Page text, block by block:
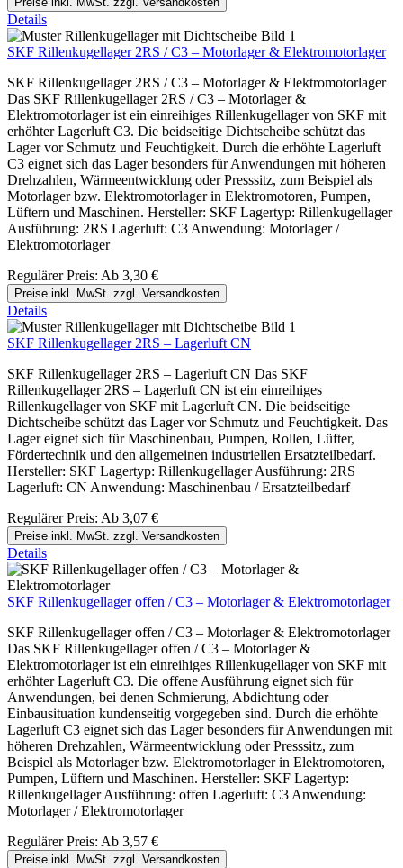
Details
SKF Rillenkugellager 2RS / C3 – Motorlager & Elektromotorlager
SKF Rillenkugellager 2RS / C3 – Motorlager & Elektromotorlager
Das SKF Rillenkugellager 2RS / C3 – Motorlager &
Elektromotorlager ist ein einreihiges Rillenkugellager von SKF mit
erhöhter Lagerluft C3. Die beidseitige Dichtscheibe schützt das
Lager vor Schmutz und Feuchtigkeit. Durch die erhöhte Lagerluft
C3 eignet sich das Lager besonders für Anwendungen mit höheren
Drehzahlen, Wärmeentwicklung oder Presssitz, zum Beispiel als
Motorlager bzw. Elektromotorlager in Elektromotoren, Pumpen,
Lüftern und Maschinen. Hersteller: SKF Lagertyp: Rillenkugellager
Ausführung: 2RS Lagerluft: C3 Anwendung: Motorlager /
Elektromotorlager
Regulärer Preis: Ab 3,30 €
Preise inkl. MwSt. zzgl. Versandkosten
Details
SKF Rillenkugellager 2RS – Lagerluft CN
SKF Rillenkugellager 2RS – Lagerluft CN Das SKF
Rillenkugellager 2RS – Lagerluft CN ist ein einreihiges
Rillenkugellager von SKF mit Lagerluft CN. Die beidseitige
Dichtscheibe schützt das Lager vor Schmutz und Feuchtigkeit. Das
Lager eignet sich für Maschinenbau, Pumpen, Rollen, Lüfter,
Fördertechnik und den allgemeinen industriellen Ersatzteilbedarf.
Hersteller: SKF Lagertyp: Rillenkugellager Ausführung: 2RS
Lagerluft: CN Anwendung: Maschinenbau / Ersatzteilbedarf
Regulärer Preis: Ab 3,07 €
Preise inkl. MwSt. zzgl. Versandkosten
Details
SKF Rillenkugellager offen / C3 – Motorlager & Elektromotorlager
SKF Rillenkugellager offen / C3 – Motorlager & Elektromotorlager
Das SKF Rillenkugellager offen / C3 – Motorlager &
Elektromotorlager ist ein einreihiges Rillenkugellager von SKF mit
erhöhter Lagerluft C3. Die offene Ausführung eignet sich für
Anwendungen, bei denen Schmierung, Abdichtung oder
Einbausituation kundenseitig vorgegeben sind. Durch die erhöhte
Lagerluft C3 eignet sich das Lager besonders für Anwendungen mit
höheren Drehzahlen, Wärmeentwicklung oder Presssitz, zum
Beispiel als Motorlager bzw. Elektromotorlager in Elektromotoren,
Pumpen, Lüftern und Maschinen. Hersteller: SKF Lagertyp:
Rillenkugellager Ausführung: offen Lagerluft: C3 Anwendung:
Motorlager / Elektromotorlager
Regulärer Preis: Ab 3,57 €
Preise inkl. MwSt. zzgl. Versandkosten